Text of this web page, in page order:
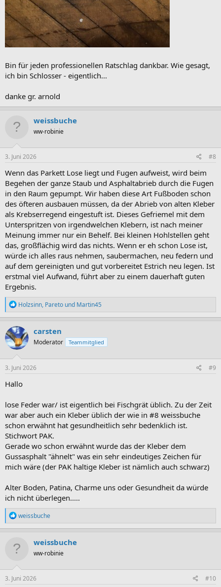
Bin für jeden professionellen Ratschlag dankbar. Wie gesagt,
ich bin Schlosser - eigentlich...
danke gr. arnold
weissbuche
ww-robinie
3. Juni 2026 #8
Wenn das Parkett Lose liegt und Fugen aufweist, wird beim
Begehen der ganze Staub und Asphaltabrieb durch die Fugen
in den Raum gepumpt. Wir haben diese Art Fußboden schon
des öfteren ausbauen müssen, da der Abrieb von alten Kleber
als Krebserregend eingestuft ist. Dieses Gefriemel mit dem
Unterspritzen von irgendwelchen Klebern, ist nach meiner
Meinung immer nur ein Behelf. Bei kleinen Hohlstellen geht
das, großflächig wird das nichts. Wenn er eh schon Lose ist,
würde ich alles raus nehmen, saubermachen, neu federn und
auf dem gereinigten und gut vorbereitet Estrich neu legen. Ist
erstmal viel Aufwand, führt aber zu einem dauerhaft guten
Ergebnis.
R
e
a
k
t
i
o
n
e
:
Holzsinn, Pareto und Martin45
carsten
Moderator Teammitglied
3. Juni 2026 #9
Hallo
lose Feder war/ ist eigentlich bei Fischgrät üblich. Zu der Zeit
war aber auch ein Kleber üblich der wie in #8 weissbuche
schon erwähnt hat gesundheitlich sehr bedenklich ist.
Stichwort PAK.
Gerade wo schon erwähnt wurde das der Kleber dem
Gussasphalt "ähnelt" was ein sehr eindeutiges Zeichen für
mich wäre (der PAK haltige Kleber ist nämlich auch schwarz)
Alter Boden, Patina, Charme uns oder Gesundheit da würde
ich nicht überlegen.....
R
e
a
t
n
e
weissbuche
weissbuche
ww-robinie
3. Juni 2026 #10